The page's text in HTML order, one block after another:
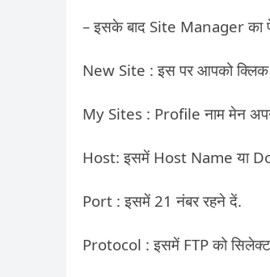
– इसके बाद Site Manager का
New Site : इस पर आपको क्लिक
My Sites : Profile नाम मेन
Host: इसमें Host Name या
Port : इसमें 21 नंबर रहने दें.
Protocol : इसमें FTP को